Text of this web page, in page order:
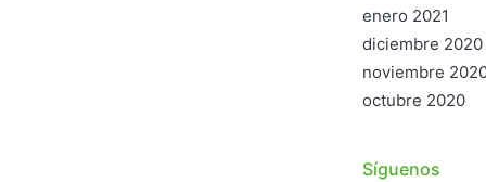
enero 2021
diciembre 2020
noviembre
octubre 2020
Síguenos